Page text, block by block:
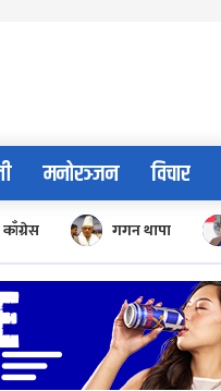
मनोरञ्जन विचार
काँग्रेस गगन थापा